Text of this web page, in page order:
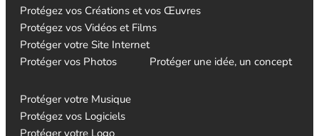
Protégez vos Créations et vos Œuvres
Protégez vos Vidéos et Films
Protéger votre Site Internet
Protéger vos Photos
Protéger une idée, un concept
Protéger votre Musique
Protégez vos Logiciels